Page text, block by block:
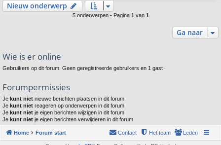
Nieuw onderwerp
5 onderwerpen • Pagina 1 van 1
Ga naar
Wie is er online
Gebruikers op dit forum: Geen geregistreerde gebruikers en 1 gast
Forumpermissies
Je kunt niet nieuwe berichten plaatsen in dit forum
Je kunt niet reageren op onderwerpen in dit forum
Je kunt niet je eigen berichten wijzigen in dit forum
Je kunt niet je eigen berichten verwijderen in dit forum
Home Forum start Leden
Het team
Contact